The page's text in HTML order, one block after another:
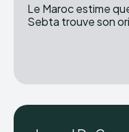
Le Maroc estime
Sebta trouve son